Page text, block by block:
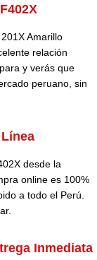
Amarillo
relación
y verás que
peruano, sin
desde la
online es 100%
a todo el Perú.
Inmediata